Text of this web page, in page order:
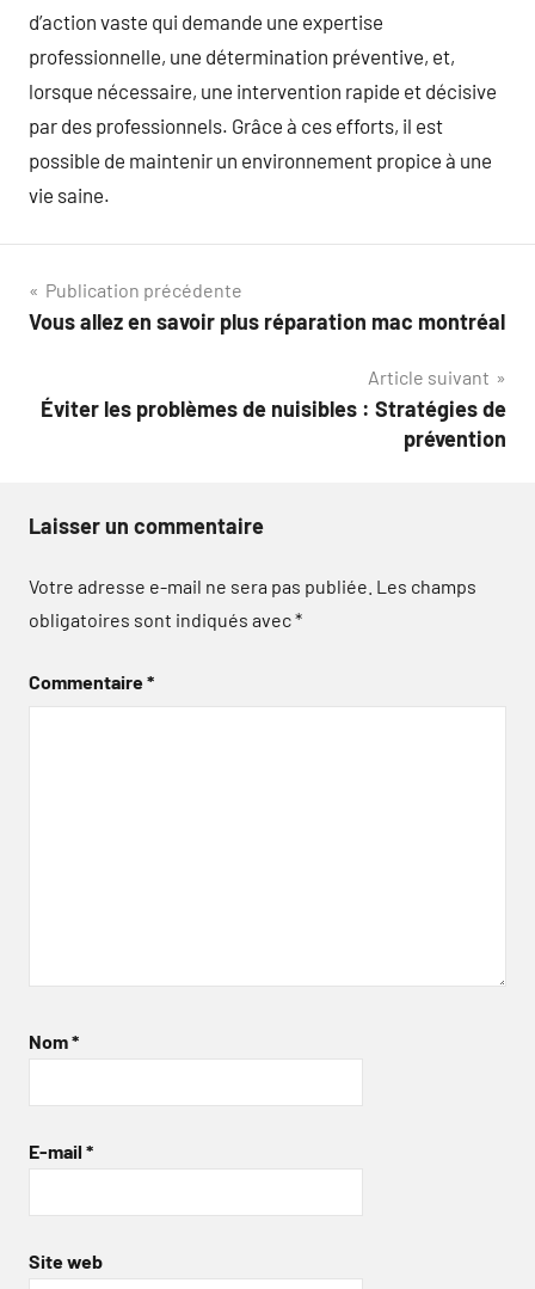
d’action vaste qui demande une expertise
professionnelle, une détermination préventive, et,
lorsque nécessaire, une intervention rapide et décisive
par des professionnels. Grâce à ces efforts, il est
possible de maintenir un environnement propice à une
vie saine.
Navigation
de
l’article
Publication précédente
Vous allez en savoir plus réparation mac montréal
Article suivant
Éviter les problèmes de nuisibles : Stratégies de
prévention
Laisser un commentaire
Votre adresse e-mail ne sera pas publiée. Les champs
obligatoires sont indiqués avec*
Commentaire*
Nom*
E-mail *
Site web